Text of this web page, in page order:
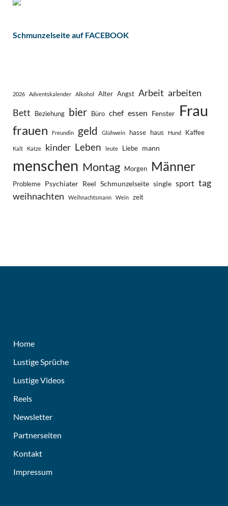
Schmunzelseite auf FACEBOOK
2026 Adventskalender Alkohol Alter Angst Arbeit arbeiten
Bett
Beziehung bier Büro chef essen Fenster Frau
frauen Freundin geld Glühwein hasse haus Hund Kaffee
Kalt Katze kinder Leben leute Liebe mann
menschen Montag Morgen Männer
Probleme Psychiater Reel Schmunzelseite single sport tag
weihnachten
Weihnachtsmann Wein zeit
Home
Lustige Sprüche
Lustige Videos
Reels
Newsletter
Partnerseiten
Kontakt
Impressum